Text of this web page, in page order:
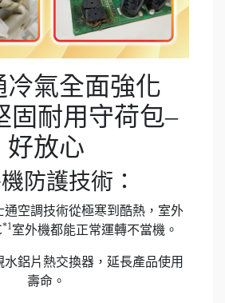
冷氣全面強化
固耐用守荷包–
好放心
防護技術：
通空調技術從極寒到酷熱，室外
*1室外機都能正常運轉不當機。
水鋁片熱交換器，延長產品使用
壽命。